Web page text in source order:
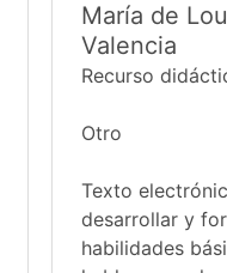
María de
Valencia
Recurso
Otro
Texto
desarrollar y
habilidades